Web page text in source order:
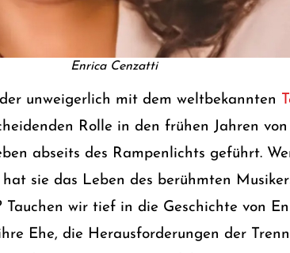
Enrica Cenzatti
unweigerlich mit dem weltbekannten
Rolle in den frühen Jahren
abseits des Rampenlichts geführt.
sie das Leben des berühmten
wir tief in die Geschichte von
Ehe, die Herausforderungen der